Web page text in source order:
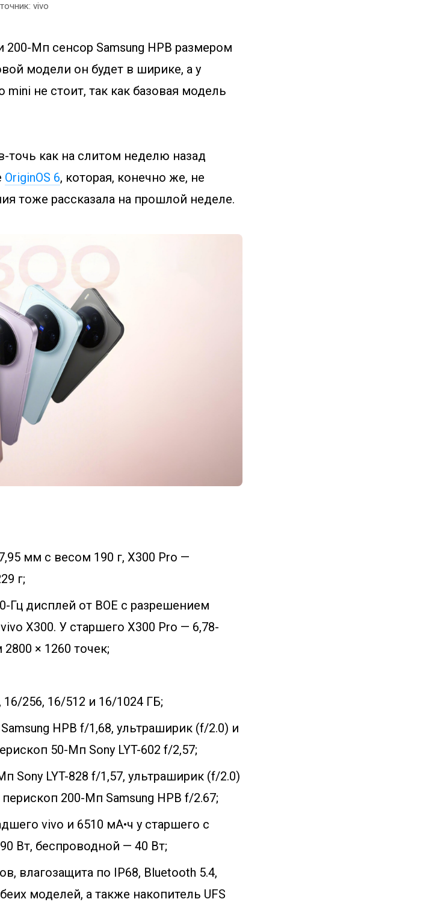
vivo
Мп сенсор Samsung HPB размером
модели он будет в ширике, а у
не стоит, так как базовая модель
точь как на слитом неделю назад
OriginOS 6, которая, конечно же, не
тоже рассказала на прошлой неделе.
мм с весом 190 г, X300 Pro —
г;
Гц дисплей от BOE с разрешением
X300. У старшего X300 Pro — 6,78-
× 1260 точек;
256, 16/512 и 16/1024 ГБ;
HPB f/1,68, ультраширик (f/2.0) и
50-Мп Sony LYT-602 f/2,57;
Sony LYT-828 f/1,57, ультраширик (f/2.0)
200-Мп Samsung HPB f/2.67;
vivo и 6510 мА•ч у старшего с
Вт, беспроводной — 40 Вт;
влагозащита по IP68, Bluetooth 5.4,
моделей, а также накопитель UFS